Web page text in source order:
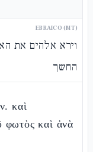
EBRAICO (MT)
וירא אלהים את
החשך
καὶ
φωτὸς καὶ ἀνὰ